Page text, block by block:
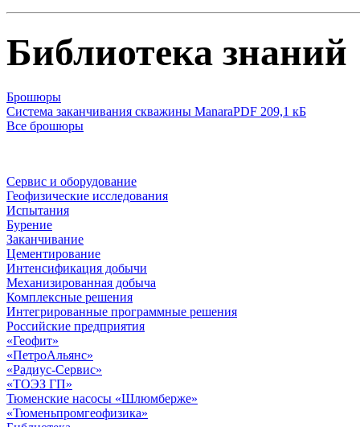
Библиотека знаний
Брошюры
Система заканчивания скважины ManarаPDF 209,1 кБ
Все брошюры
Сервис и оборудование
Геофизические исследования
Испытания
Бурение
Заканчивание
Цементирование
Интенсификация добычи
Механизированная добыча
Комплексные решения
Интегрированные программные решения
Российские предприятия
«Геофит»
«ПетроАльянс»
«Радиус-Сервис»
«ТОЭЗ ГП»
Тюменские насосы «Шлюмберже»
«Тюменьпромгеофизика»